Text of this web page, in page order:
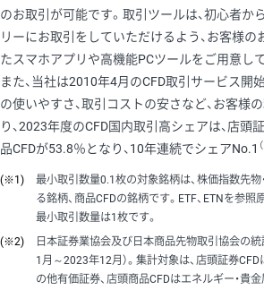
のお取引が可能です。取引ツールは、初心者か
リーにお取引をしていただけるよう、お客様
たスマホアプリや高機能PCツールをご用意して
また、当社は2010年4月のCFD取引サービス開
の使いやすさ、取引コストの安さなど、お客様
り、2023年度のCFD国内取引高シェアは、店頭
品CFDが53.8％となり、10年連続でシェアNo.1
(※1)
最小取引数量0.1枚の対象銘柄は、株価指数先
る銘柄、商品CFDの銘柄です。ETF、ETNを参照
最小取引数量は1枚です。
(※2)
日本証券業協会及び日本商品先物取引協会の
1月～2023年12月）。集計対象は、店頭証券CFD
の他有価証券、店頭商品CFDはエネルギー・貴金